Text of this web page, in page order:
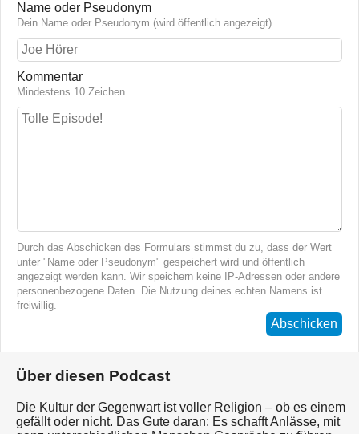
Name oder Pseudonym
Dein Name oder Pseudonym (wird öffentlich angezeigt)
Kommentar
Mindestens 10 Zeichen
Durch das Abschicken des Formulars stimmst du zu, dass der Wert
unter "Name oder Pseudonym" gespeichert wird und öffentlich
angezeigt werden kann. Wir speichern keine IP-Adressen oder andere
personenbezogene Daten. Die Nutzung deines echten Namens ist
freiwillig.
Abschicken
Über diesen Podcast
Die Kultur der Gegenwart ist voller Religion – ob es einem
gefällt oder nicht. Das Gute daran: Es schafft Anlässe, mit